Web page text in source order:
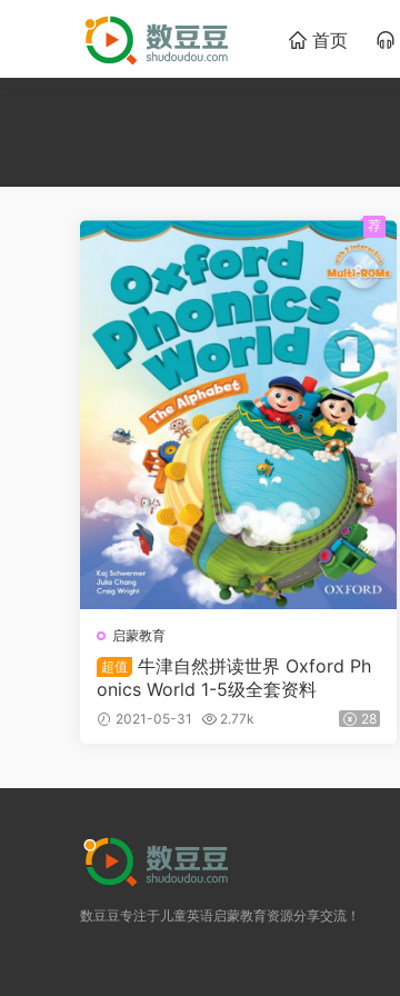
首页
启蒙教育
超值
牛津自然拼读世界 Oxford Ph
onics World 1-5级全套资料
2021-05-31 2.77k 28
荐
数豆豆专注于儿童英语启蒙教育资源分享交流！